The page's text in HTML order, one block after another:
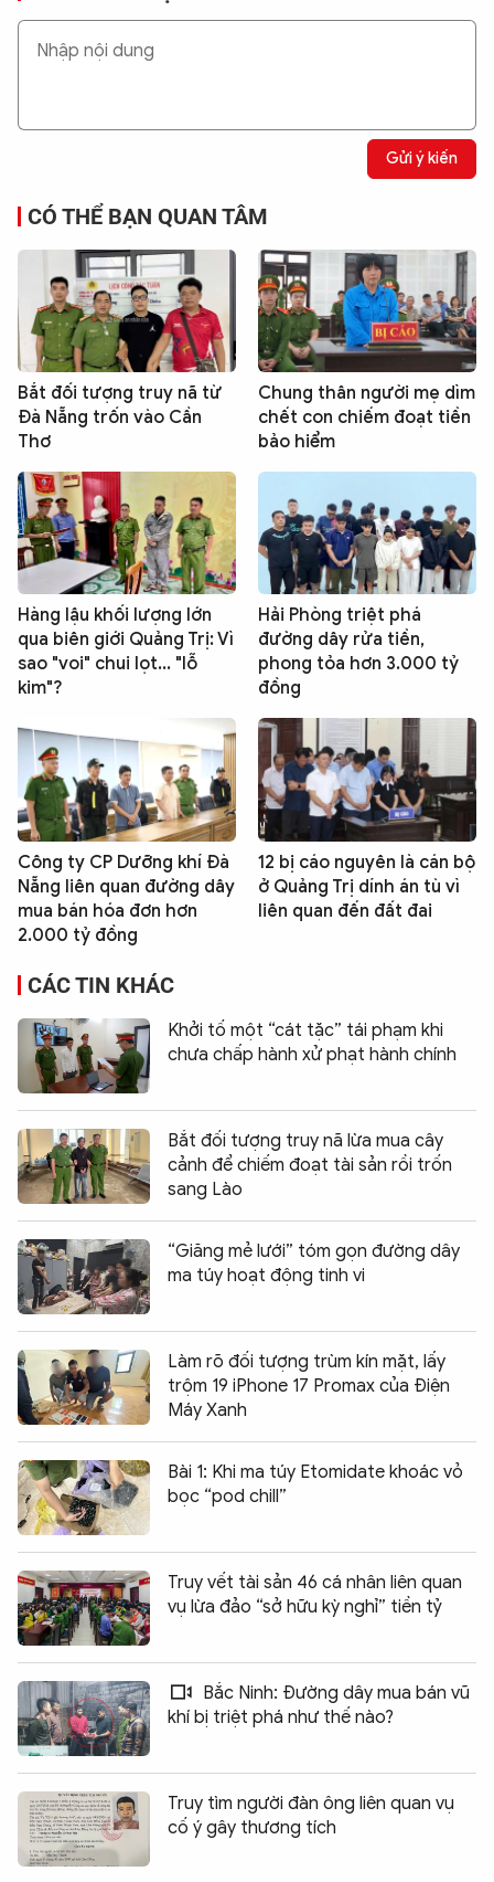
Gửi ý kiến
CÓ THỂ BẠN QUAN TÂM
Bắt đối tượng truy nã từ
Đà Nẵng trốn vào Cần
Thơ
Chung thân người mẹ dìm
chết con chiếm đoạt tiền
bảo hiểm
Hàng lậu khối lượng lớn
qua biên giới Quảng Trị: Vì
sao "voi" chui lọt... "lỗ
kim"?
Hải Phòng triệt phá
đường dây rửa tiền,
phong tỏa hơn 3.000 tỷ
đồng
Công ty CP Dưỡng khí Đà
Nẵng liên quan đường dây
mua bán hóa đơn hơn
2.000 tỷ đồng
12 bị cáo nguyên là cán bộ
ở Quảng Trị dính án tù vì
liên quan đến đất đai
CÁC TIN KHÁC
Khởi tố một “cát tặc” tái phạm khi
chưa chấp hành xử phạt hành chính
Bắt đối tượng truy nã lừa mua cây
cảnh để chiếm đoạt tài sản rồi trốn
sang Lào
“Giăng mẻ lưới” tóm gọn đường dây
ma túy hoạt động tinh vi
Làm rõ đối tượng trùm kín mặt, lấy
trộm 19 iPhone 17 Promax của Điện
Máy Xanh
Bài 1: Khi ma túy Etomidate khoác vỏ
bọc “pod chill”
Truy vết tài sản 46 cá nhân liên quan
vụ lừa đảo “sở hữu kỳ nghỉ” tiền tỷ
Bắc Ninh: Đường dây mua bán vũ
khí bị triệt phá như thế nào?
Truy tìm người đàn ông liên quan vụ
cố ý gây thương tích